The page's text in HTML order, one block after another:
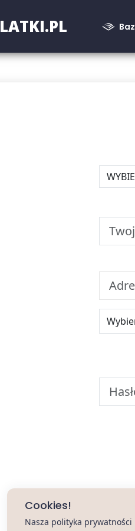
LATKI.PL
Cookies!
Nasza polityka prywatności